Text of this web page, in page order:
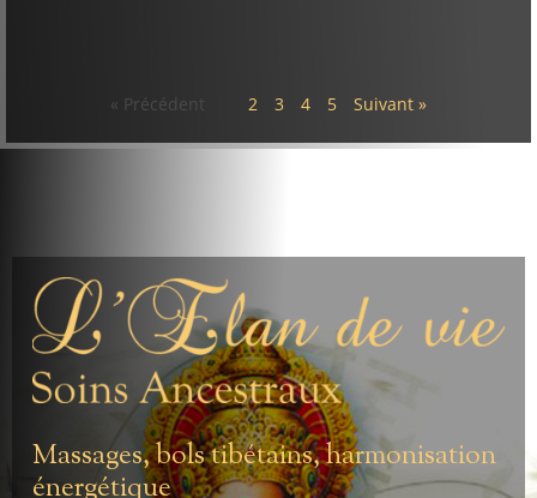
« Précédent 2 3 4 5 Suivant »
Massages, bols tibétains, harmonisation
énergétique